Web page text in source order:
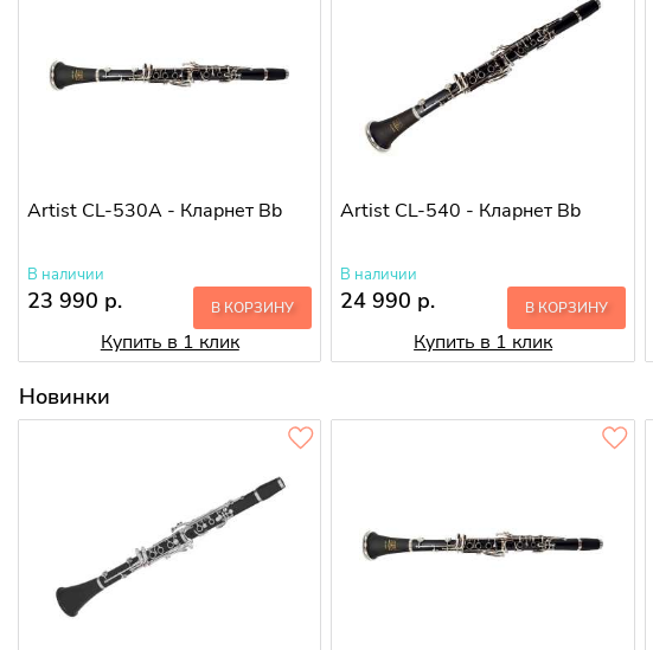
Artist CL-530A - Кларнет Bb
В наличии
23 990 р. В КОРЗИНУ
Купить в 1 клик
Artist CL-540 - Кларнет Bb
В наличии
24 990 р. В КОРЗИНУ
Купить в 1 клик
Новинки